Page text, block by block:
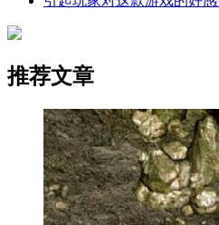
推荐文章